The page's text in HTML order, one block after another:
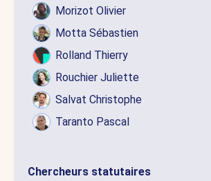
Morizot Olivier
Motta Sébastien
Rolland Thierry
Rouchier Juliette
Salvat Christophe
Taranto Pascal
Chercheurs statutaires